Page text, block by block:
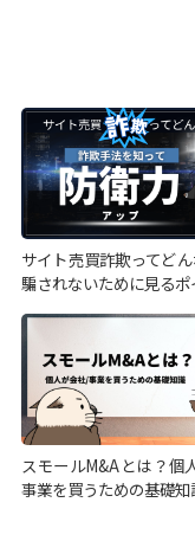
サイト売買詐欺ってど
騙されないために見るポ
スモールM&Aとは？個
事業を買うための基礎知